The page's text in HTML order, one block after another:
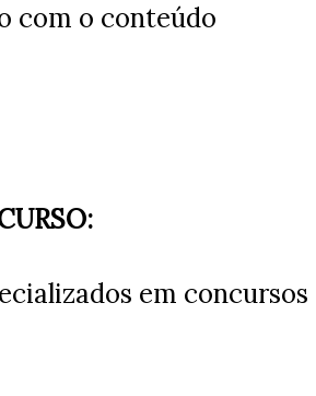
com o conteúdo
em concursos